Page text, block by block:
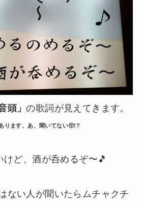
頭」の歌詞が見えてきます。
ります、あ、聞いてない😚!?
ど、酒が呑めるぞ〜🎵
ない人が聞いたらムチャクチ